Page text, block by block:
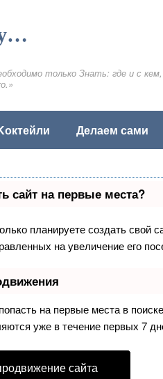
только Знать: где и с кем,
Делаем сами
сайт на первые места?
планируете создать свой
на увеличение его
на первые места в
уже в течение первых 7
сайта